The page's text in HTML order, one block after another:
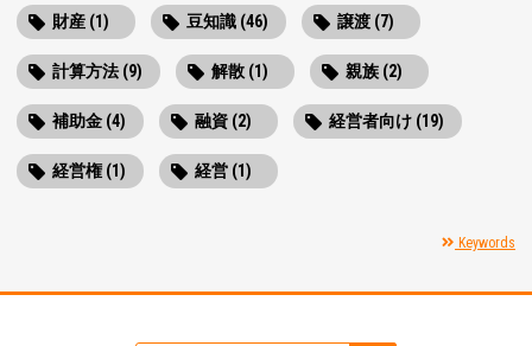
財産 (1) 豆知識 (46) 譲渡 (7)
計算方法 (9) 解散 (1) 親族 (2)
補助金 (4) 融資 (2) 経営者向け (19)
経営権 (1) 経営 (1)
Keywords